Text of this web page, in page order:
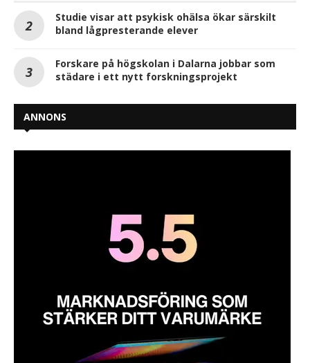
Studie visar att psykisk ohälsa ökar särskilt
bland lågpresterande elever
Forskare på högskolan i Dalarna jobbar som
städare i ett nytt forskningsprojekt
ANNONS